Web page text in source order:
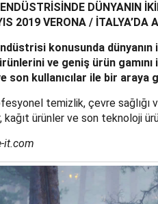
DÜNYANIN
2019 VERONA / İTALYA’DA
konusunda
ve geniş ürün
son kullanıcılar ile bir araya
temizlik, çevre sağlığı
kağıt ürünler ve son teknoloji
it.com